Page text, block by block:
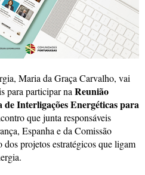
Maria da Graça Carvalho, vai
para participar na Reunião
Interligações Energéticas para
que junta responsáveis
Espanha e da Comissão
projetos estratégicos que ligam